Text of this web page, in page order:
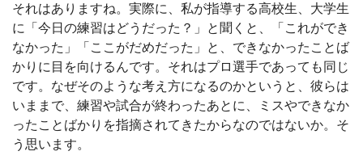
それはありますね。実際に、私が指導する高校生、大学生
に「今日の練習はどうだった？」と聞くと、「これができ
なかった」「ここがだめだった」と、できなかったことば
かりに目を向けるんです。それはプロ選手であっても同じ
です。なぜそのような考え方になるのかというと、彼らは
いままで、練習や試合が終わったあとに、ミスやできなか
ったことばかりを指摘されてきたからなのではないか。そ
う思います。